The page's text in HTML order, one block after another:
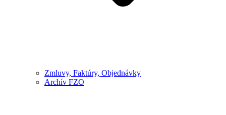
Zmluvy, Faktúry, Objednávky
Archív FZO